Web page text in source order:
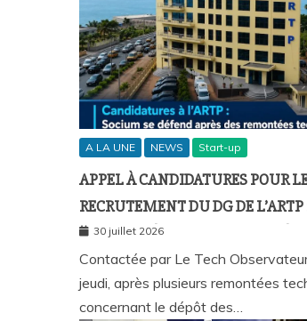
A LA UNE NEWS Start-up
APPEL À CANDIDATURES POUR
RECRUTEMENT DU DG DE L’ARTP
SOCIUM DÉFEND LA FIABILITÉ DE
PLATEFORME MALGRÉ
REMONTÉES TECHNIQUES
30 juillet 2026
Contactée par Le Tech
jeudi, après plusieurs remontées
concernant le dépôt des…